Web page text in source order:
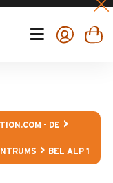
- DE
BEL ALP 1